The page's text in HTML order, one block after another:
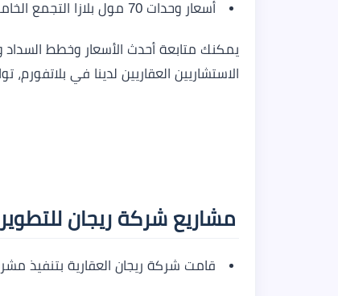
أسعار وحدات 70 مول بلازا التجمع الخامس: تبدأ من 4,445,000 جنيه مصري.
يمكنك متابعة أحدث الأسعار وخطط السداد
الاستشاريين العقاريين لدينا في بلاتفورم،
مشاريع شركة ريجان
قامت شركة ريجان العقارية بتنفيذ